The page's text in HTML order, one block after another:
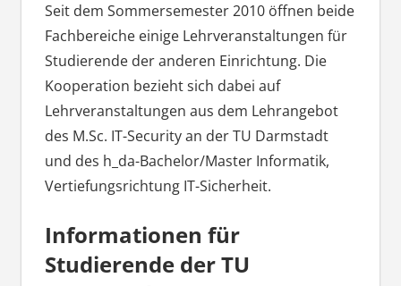
Seit dem Sommersemester 2010 öffnen beide
Fachbereiche einige Lehrveranstaltungen für
Studierende der anderen Einrichtung. Die
Kooperation bezieht sich dabei auf
Lehrveranstaltungen aus dem Lehrangebot
des M.Sc. IT-Security an der TU Darmstadt
und des h_da-Bachelor/Master Informatik,
Vertiefungsrichtung IT-Sicherheit.
Informationen für
Studierende der TU